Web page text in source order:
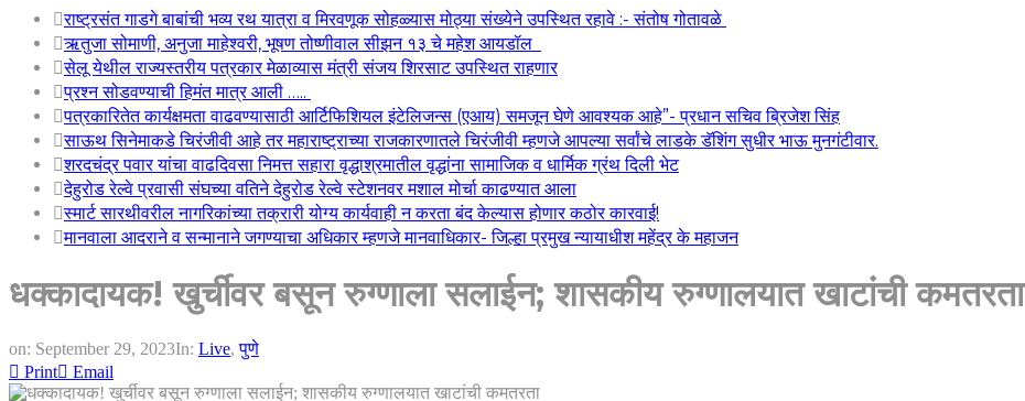
राष्ट्रसंत गाडगे बाबांची भव्य रथ यात्रा व मिरवणूक सोहळ्यास मोठ्या संख्येने उपस्थित रहावे :- संतोष गोतावळे
ऋतुजा सोमाणी, अनुजा माहेश्वरी, भूषण तोष्णीवाल सीझन १३ चे महेश आयडॉल
सेलू येथील राज्यस्तरीय पत्रकार मेळाव्यास मंत्री संजय शिरसाट उपस्थित राहणार
प्रश्न सोडवण्याची हिमंत मात्र आली …..
पत्रकारितेत कार्यक्षमता वाढवण्यासाठी आर्टिफिशियल इंटेलिजन्स (एआय) समजून घेणे आवश्यक आहे”- प्रधान सचिव ब्रिजेश सिंह
साऊथ सिनेमाकडे चिरंजीवी आहे तर महाराष्ट्राच्या राजकारणातले चिरंजीवी म्हणजे आपल्या सर्वांचे लाडके डॅशिंग सुधीर भाऊ मुनगंटीवार.
शरदचंद्र पवार यांचा वाढदिवसा निमत्त सहारा वृद्धाश्रमातील वृद्धांना सामाजिक व धार्मिक ग्रंथ दिली भेट
देहुरोड रेल्वे प्रवासी संघच्या वतिने देहुरोड रेल्वे स्टेशनवर मशाल मोर्चा काढण्यात आला
स्मार्ट सारथीवरील नागरिकांच्या तक्रारी योग्य कार्यवाही न करता बंद केल्यास होणार कठोर कारवाई!
मानवाला आदराने व सन्मानाने जगण्याचा अधिकार म्हणजे मानवाधिकार- जिल्हा प्रमुख न्यायाधीश महेंद्र के महाजन
धक्कादायक! खुर्चीवर बसून रुग्णाला सलाईन; शासकीय रुग्णालयात खाटांची कमतरता
on: September 29, 2023In: Live,पुणे
Print
Email